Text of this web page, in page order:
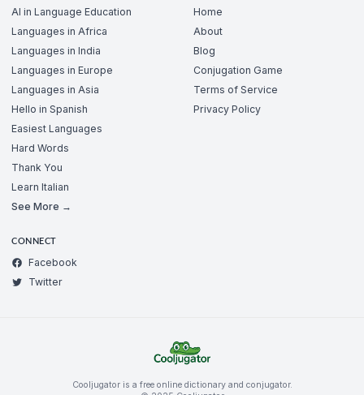
AI in Language Education
Languages in Africa
Languages in India
Languages in Europe
Languages in Asia
Hello in Spanish
Easiest Languages
Hard Words
Thank You
Learn Italian
See More →
Home
About
Blog
Conjugation Game
Terms of Service
Privacy Policy
CONNECT
Facebook
Twitter
Cooljugator is a free online dictionary and conjugator.